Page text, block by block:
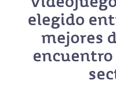
elegido
mejores